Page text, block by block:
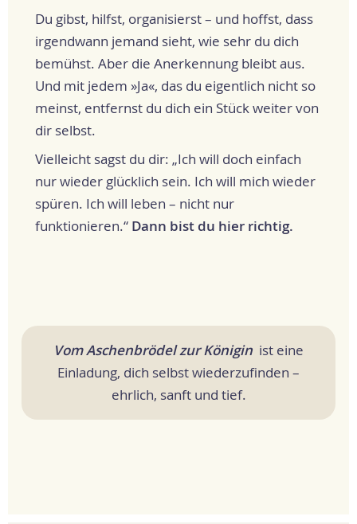
Du gibst, hilfst, organisierst – und hoffst, dass
irgendwann jemand sieht, wie sehr du dich
bemühst. Aber die Anerkennung bleibt aus.
Und mit jedem »Ja«, das du eigentlich nicht so
meinst, entfernst du dich ein Stück weiter von
dir selbst.
Vielleicht sagst du dir: „Ich will doch einfach
nur wieder glücklich sein. Ich will mich wieder
spüren. Ich will leben – nicht nur
funktionieren.“ Dann bist du hier richtig.
Vom Aschenbrödel zur Königin ist eine
Einladung, dich selbst wiederzufinden –
ehrlich, sanft und tief.